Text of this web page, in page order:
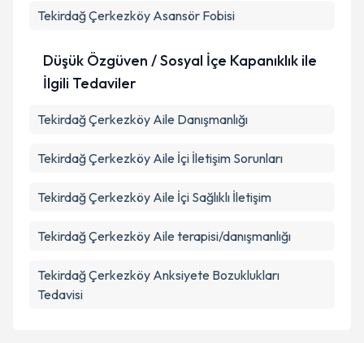
Tekirdağ Çerkezköy Asansör Fobisi
Düşük Özgüven / Sosyal İçe Kapanıklık ile
İlgili Tedaviler
Tekirdağ Çerkezköy Aile Danışmanlığı
Tekirdağ Çerkezköy Aile İçi İletişim Sorunları
Tekirdağ Çerkezköy Aile İçi Sağlıklı İletişim
Tekirdağ Çerkezköy Aile terapisi/danışmanlığı
Tekirdağ Çerkezköy Anksiyete Bozuklukları
Tedavisi